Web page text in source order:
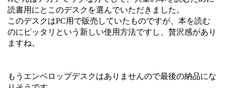
読書用にとこのデスクを選んでいただきました。
このデスクはPC用で販売していたものですが、本を読む
のにピッタリという新しい使用方法ですし、贅沢感があり
ますね。
もうエンベロップデスクはありませんので最後の納品にな